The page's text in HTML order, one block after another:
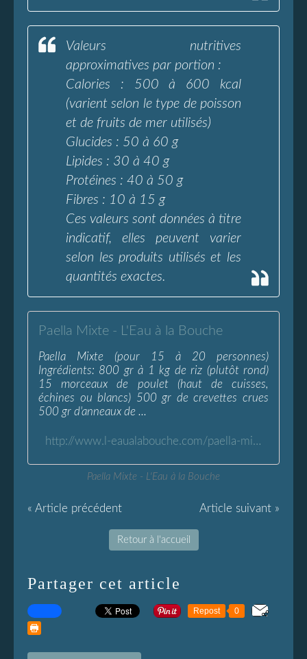
Valeurs nutritives
approximatives par portion :
Calories : 500 à 600 kcal
(varient selon le type de poisson
et de fruits de mer utilisés)
Glucides : 50 à 60 g
Lipides : 30 à 40 g
Protéines : 40 à 50 g
Fibres : 10 à 15 g
Ces valeurs sont données à titre
indicatif, elles peuvent varier
selon les produits utilisés et les
quantités exactes.
Paella Mixte - L'Eau à la Bouche
Paella Mixte (pour 15 à 20 personnes)
Ingrédients: 800 gr à 1 kg de riz (plutôt rond)
15 morceaux de poulet (haut de cuisses,
échines ou blancs) 500 gr de crevettes crues
500 gr d'anneaux de ...
http://www.l-eaualabouche.com/paella-mixte/article-20131761.html
Paella Mixte - L'Eau à la Bouche
« Article précédent Article suivant »
Retour à l'accueil
Partager cet article
Repost 0